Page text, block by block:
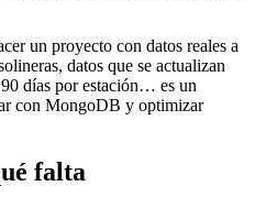
un proyecto con datos reales a
datos que se actualizan
días por estación… es un
con MongoDB y optimizar
falta